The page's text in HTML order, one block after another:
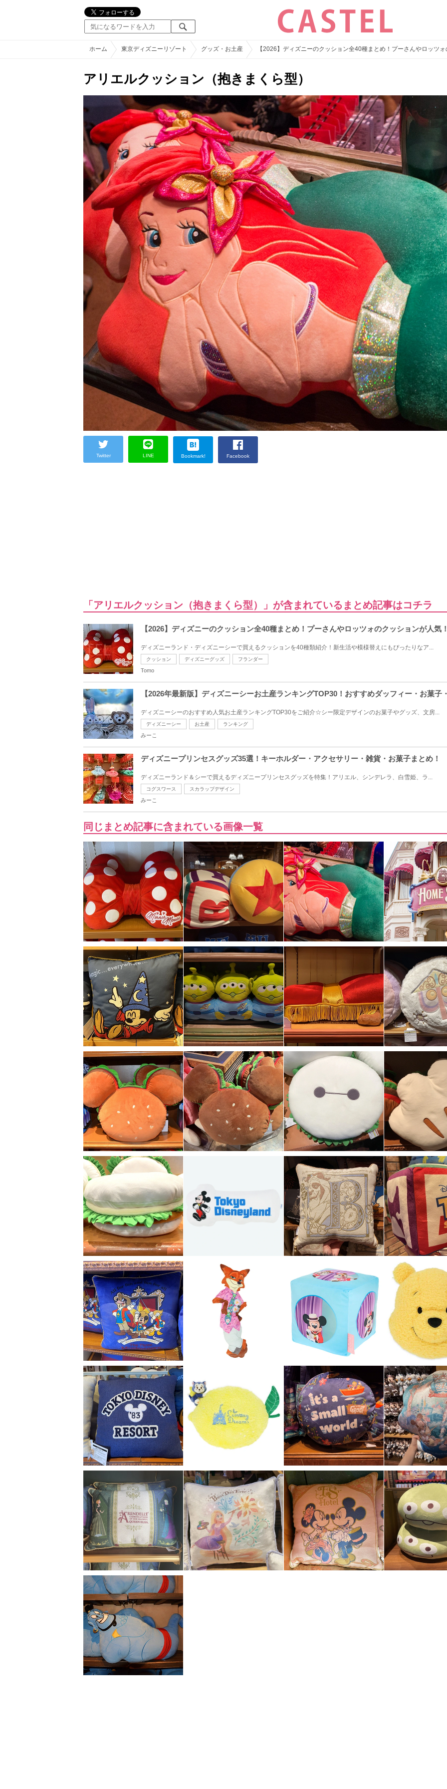
ホーム 東京ディズニーリゾート グッズ・お土産 【2026】ディズニーのクッション全40種まとめ！プーさんやロッツォ
アリエルクッション（抱きまくら型）
Twitter LINE Bookmark! Facebook
「アリエルクッション（抱きまくら型）」が含まれているまとめ記事はコチラ
【2026】ディズニーのクッション全40種まとめ！プーさんやロッツォのクッションが人気！
ディズニーランド・ディズニーシーで買えるクッションを40種類紹介！新生活や模様替えにもぴったりなア...
クッション ディズニーグッズ フランダー
Tomo
【2026年最新版】ディズニーシーお土産ランキングTOP30！おすすめダッフィー・お菓子
ディズニーシーのおすすめ人気お土産ランキングTOP30をご紹介☆シー限定デザインのお菓子やグッズ、文房...
ディズニーシー お土産 ランキング
みーこ
ディズニープリンセスグッズ35選！キーホルダー・アクセサリー・雑貨・お菓子まとめ！
ディズニーランド＆シーで買えるディズニープリンセスグッズを特集！アリエル、シンデレラ、白雪姫、ラ...
コグスワース スカラップデザイン
みーこ
同じまとめ記事に含まれている画像一覧